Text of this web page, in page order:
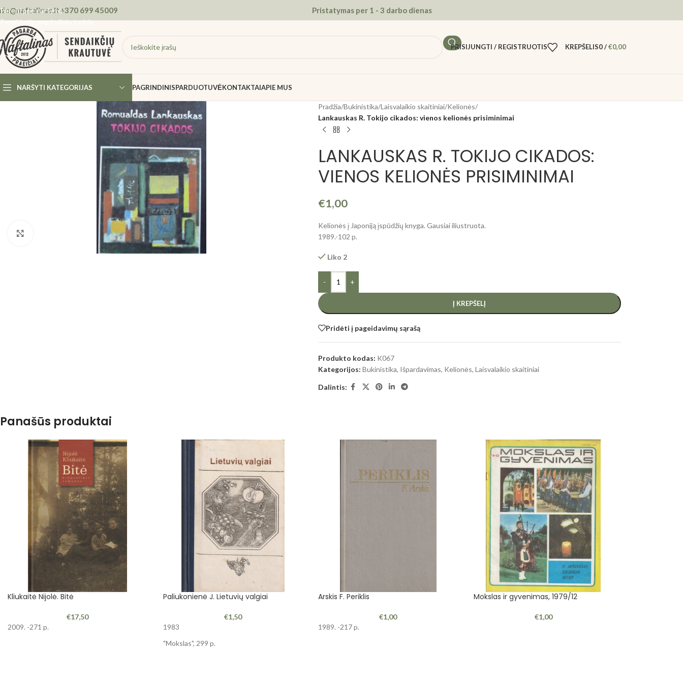
Pereiti prie naršymo
Pereiti prie pagrindinio turinio
+370 699 45009 Pristatymas per 1 - 3 darbo dienas
PRISIJUNGTI / REGISTRUOTIS KREPŠELIS0/€0,00
NARŠYTI KATEGORIJAS PAGRINDINISPARDUOTUVĖKONTAKTAIAPIE MUS
Spustelėkite, kad padidintumėte
Pradžia/Bukinistika/Laisvalaikio skaitiniai/Kelionės/
Lankauskas R. Tokijo cikados: vienos kelionės prisiminimai
LANKAUSKAS R. TOKIJO CIKADOS:
VIENOS KELIONĖS PRISIMINIMAI
€1,00
Kelionės į Japoniją įspūdžių knyga. Gausiai iliustruota.
1989.-102 p.
Liko 2
- +
Į KREPŠELĮ
Pridėti į pageidavimų sąrašą
Produkto kodas: K067
Kategorijos: Bukinistika, Išpardavimas, Kelionės, Laisvalaikio skaitiniai
Dalintis:
Panašūs produktai
Kliukaitė Nijolė. Bitė
€17,50
2009. -271 p.
Paliukonienė J. Lietuvių valgiai
€1,50
1983
"Mokslas", 299 p.
Arskis F. Periklis
€1,00
1989. -217 p.
Mokslas ir gyvenimas, 1979/12
€1,00